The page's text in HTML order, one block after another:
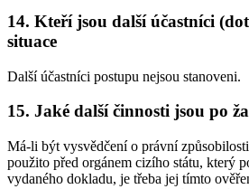
14. Kteří jsou další účastníci
situace
Další účastníci postupu nejsou stanoveni.
15. Jaké další činnosti jsou po
Má-li být vysvědčení o právní
použito před orgánem cizího státu, který
vydaného dokladu, je třeba jej tímto